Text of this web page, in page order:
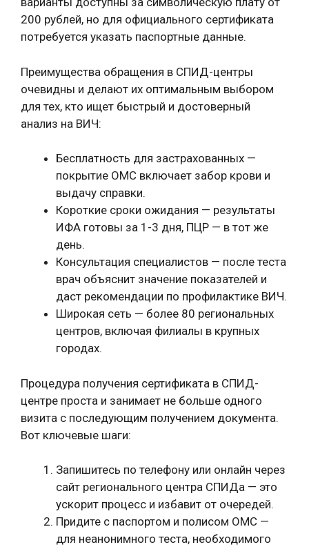
200 рублей, но для официального сертификата
потребуется указать паспортные данные.
Преимущества обращения в СПИД-центры
очевидны и делают их оптимальным выбором
для тех, кто ищет быстрый и достоверный
анализ на ВИЧ:
Бесплатность для застрахованных —
покрытие ОМС включает забор крови и
выдачу справки.
Короткие сроки ожидания — результаты
ИФА готовы за 1-3 дня, ПЦР — в тот же
день.
Консультация специалистов — после теста
врач объяснит значение показателей и
даст рекомендации по профилактике ВИЧ.
Широкая сеть — более 80 региональных
центров, включая филиалы в крупных
городах.
Процедура получения сертификата в СПИД-
центре проста и занимает не больше одного
визита с последующим получением документа.
Вот ключевые шаги:
Запишитесь по телефону или онлайн через
сайт регионального центра СПИДа — это
ускорит процесс и избавит от очередей.
Придите с паспортом и полисом ОМС —
для неанонимного теста, необходимого